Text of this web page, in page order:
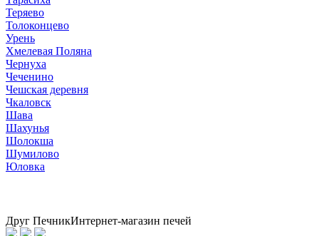
Теряево
Толоконцево
Урень
Хмелевая Поляна
Чернуха
Чеченино
Чешская деревня
Чкаловск
Шава
Шахунья
Шолокша
Шумилово
Юловка
Друг ПечникИнтернет-магазин печей